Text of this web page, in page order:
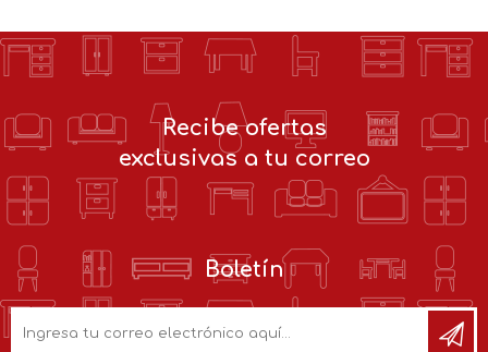
Recibe ofertas
exclusivas a tu correo
Boletín